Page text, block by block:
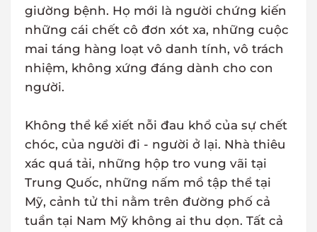
giường bệnh. Họ mới là người chứng kiến
những cái chết cô đơn xót xa, những cuộc
mai táng hàng loạt vô danh tính, vô trách
nhiệm, không xứng đáng dành cho con
người.
Không thể kể xiết nỗi đau khổ của sự chết
chóc, của người đi - người ở lại. Nhà thiêu
xác quá tải, những hộp tro vung vãi tại
Trung Quốc, những nấm mồ tập thể tại
Mỹ, cảnh tử thi nằm trên đường phố cả
tuần tại Nam Mỹ không ai thu dọn. Tất cả